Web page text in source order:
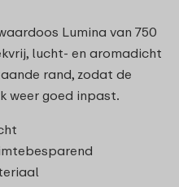
Lumina van 750
lucht- en aromadicht
rand, zodat de
weer goed inpast.